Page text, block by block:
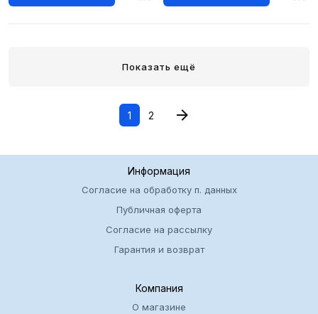
Показать ещё
1 2
Информация
Согласие на обработку п. данных
Публичная оферта
Согласие на рассылку
Гарантия и возврат
Компания
О магазине